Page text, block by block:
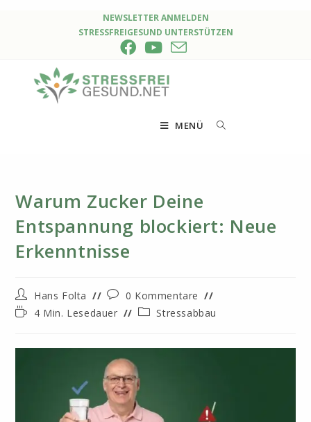
NEWSLETTER ANMELDEN
STRESSFREIGESUND UNTERSTÜTZEN
MENÜ
Warum Zucker Deine
Entspannung blockiert: Neue
Erkenntnisse
Beitrags-
Autor:
Hans Folta
Beitrags-
Kommentare:
0 Kommentare
Lesedauer:
4 Min. Lesedauer
Beitrags-
Stressabbau